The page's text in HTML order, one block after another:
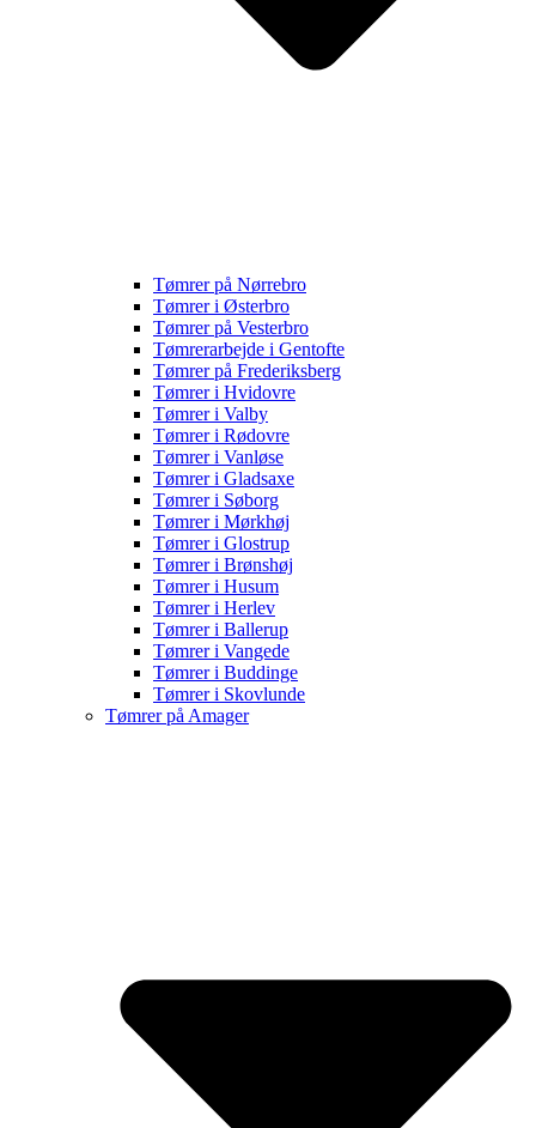
Tømrer på Nørrebro
Tømrer i Østerbro
Tømrer på Vesterbro
Tømrerarbejde i Gentofte
Tømrer på Frederiksberg
Tømrer i Hvidovre
Tømrer i Valby
Tømrer i Rødovre
Tømrer i Vanløse
Tømrer i Gladsaxe
Tømrer i Søborg
Tømrer i Mørkhøj
Tømrer i Glostrup
Tømrer i Brønshøj
Tømrer i Husum
Tømrer i Herlev
Tømrer i Ballerup
Tømrer i Vangede
Tømrer i Buddinge
Tømrer i Skovlunde
Tømrer på Amager